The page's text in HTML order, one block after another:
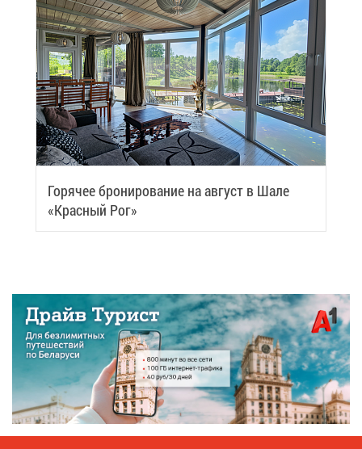
Го­ря­чее бро­ни­ро­ва­ние на ав­густ в Ша­ле
«Крас­ный Рог»